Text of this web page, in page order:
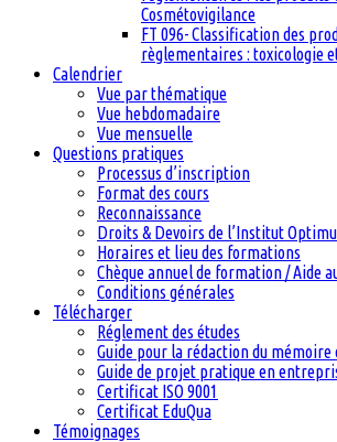
Cosmétovigilance
FT 096- Classification des
règlementaires : toxicologie
Calendrier
Vue par thématique
Vue hebdomadaire
Vue mensuelle
Questions pratiques
Processus d’inscription
Format des cours
Reconnaissance
Droits & Devoirs de l’Institut
Horaires et lieu des formations
Chèque annuel de formation / Aide
Conditions générales
Télécharger
Réglement des études
Guide pour la rédaction du
Guide de projet pratique en
Certificat ISO 9001
Certificat EduQua
Témoignages